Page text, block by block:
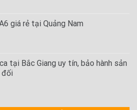
giá rẻ tại Quảng Nam
tại Bắc Giang uy tín, bảo hành sản